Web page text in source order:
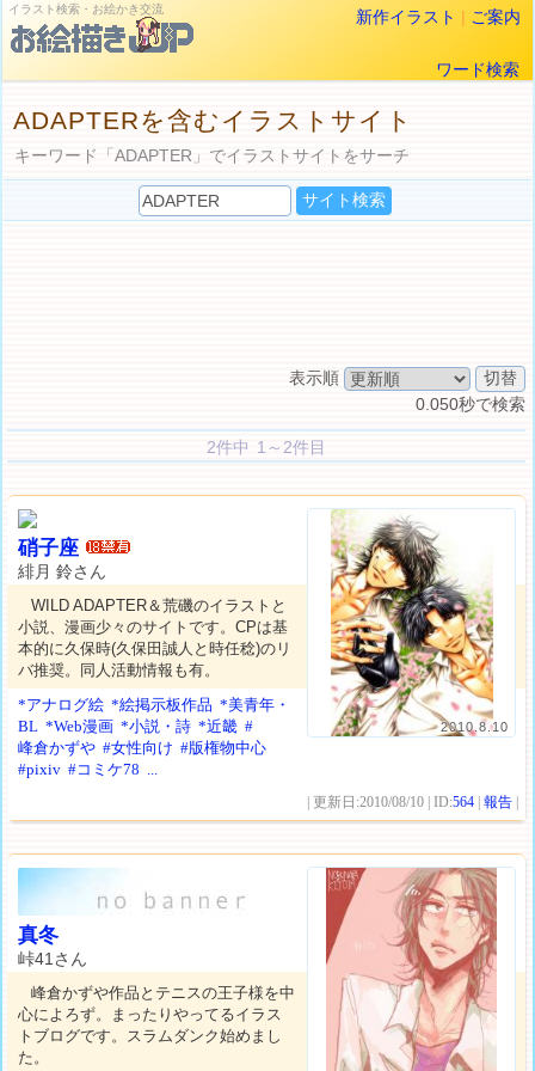
イラスト検索・お絵かき交流 新作イラスト | ご案内
ワード検索
ADAPTERを含むイラストサイト
キーワード「ADAPTER」でイラストサイトをサーチ
表示順
0.050秒で検索
2件中 1～2件目
2010.8.10
硝子座
緋月 鈴さん
WILD ADAPTER＆荒磯のイラストと
小説、漫画少々のサイトです。CPは基
本的に久保時(久保田誠人と時任稔)のリ
バ推奨。同人活動情報も有。
*アナログ絵 *絵掲示板作品 *美青年・
BL *Web漫画 *小説・詩 *近畿 #
峰倉かずや #女性向け #版権物中心
#pixiv #コミケ78 ...
| 更新日:2010/08/10 | ID:564 |報告
真冬
峠41さん
峰倉かずや作品とテニスの王子様を中
心によろず。まったりやってるイラス
トブログです。スラムダンク始めまし
た。